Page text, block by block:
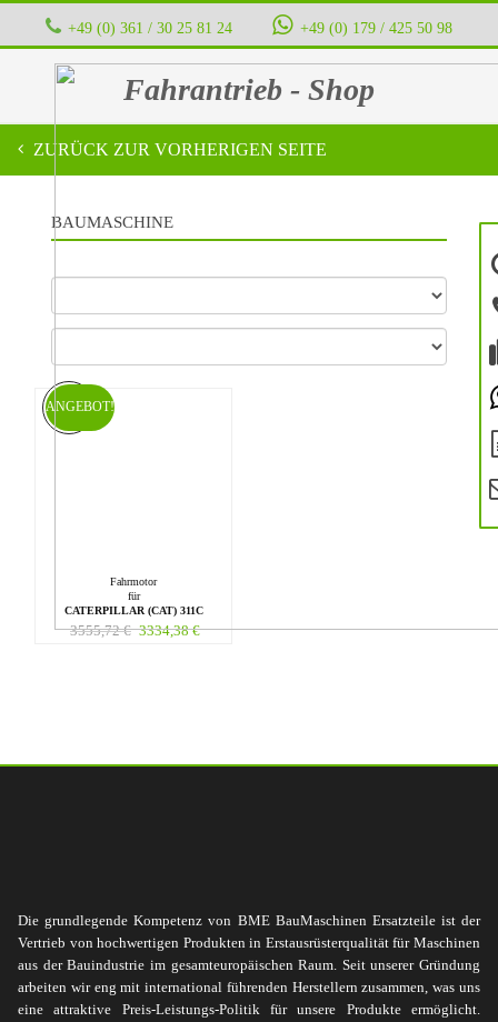
+49 (0) 361 / 30 25 81 24 ‭ ‭ ‭ ‭ +49 (0) 179 / 425 50 98
Fahrantrieb - Shop
ZURÜCK ZUR VORHERIGEN SEITE
BAUMASCHINE
Fahrmotor
für
CATERPILLAR (CAT) 311C
3555,72€ 3334,38€
ANGEBOT!
Die grundlegende Kompetenz von BME BauMaschinen Ersatzteile ist der
Vertrieb von hochwertigen Produkten in Erstausrüsterqualität für Maschinen
aus der Bauindustrie im gesamteuropäischen Raum. Seit unserer Gründung
arbeiten wir eng mit international führenden Herstellern zusammen, was uns
eine attraktive Preis-Leistungs-Politik für unsere Produkte ermöglicht.